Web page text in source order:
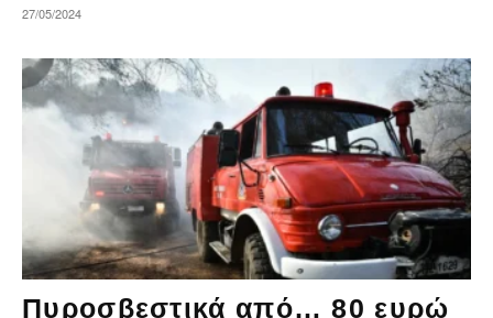
27/05/2024
Πυροσβεστικά από… 80 ευρώ